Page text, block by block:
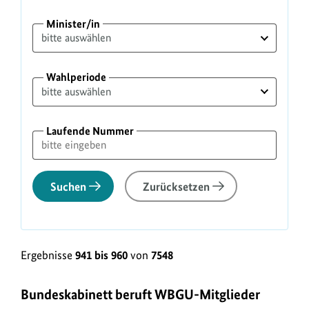
Minister/in
Wahlperiode
Laufende Nummer
Suchen Zurücksetzen
Ergebnisse 941 bis 960 von 7548
Bundeskabinett beruft WBGU-Mitglieder